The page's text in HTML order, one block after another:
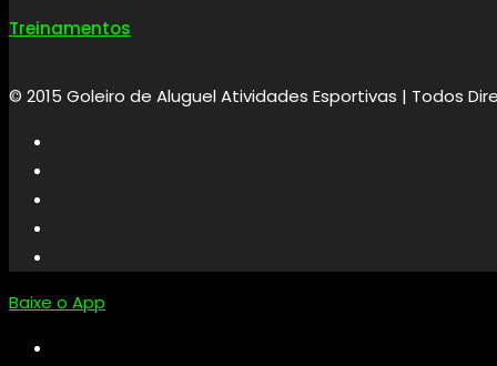
Treinamentos
© 2015 Goleiro de Aluguel Atividades Esportivas | Todos
Baixe o App